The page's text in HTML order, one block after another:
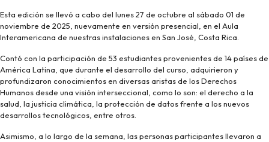
Esta edición se llevó a cabo del lunes 27 de octubre al sábado 01 de
noviembre de 2025, nuevamente en versión presencial, en el Aula
Interamericana de nuestras instalaciones en San José, Costa Rica.
Contó con la participación de 53 estudiantes provenientes de 14 países de
América Latina, que durante el desarrollo del curso, adquirieron y
profundizaron conocimientos en diversas aristas de los Derechos
Humanos desde una visión interseccional, como lo son: el derecho a la
salud, la justicia climática, la protección de datos frente a los nuevos
desarrollos tecnológicos, entre otros.
Asimismo, a lo largo de la semana, las personas participantes llevaron a